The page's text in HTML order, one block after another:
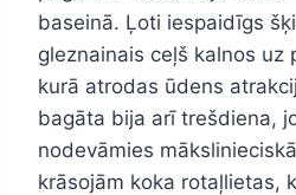
baseinā. Ļoti iespaidīgs
gleznainais ceļš kalnos uz
kurā atrodas ūdens
bagāta bija arī trešdiena,
nodevāmies
krāsojām koka rotaļlietas,